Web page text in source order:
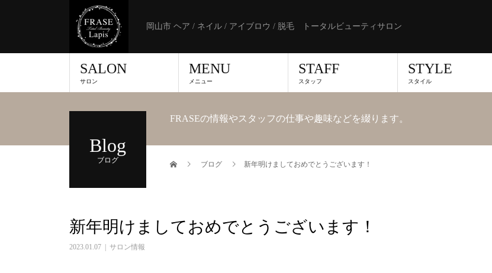
岡山市 ヘア / ネイル / アイブロウ / 脱毛 トータルビューティサロン
SALON
サロン
MENU
メニュー
STAFF
スタッフ
STYLE
スタイル
Blog
ブログ
FRASEの情報やスタッフの仕事や趣味などを綴ります。
ブログ 新年明けましておめでとうございます！
新年明けましておめでとうございます！
2023.01.07 サロン情報